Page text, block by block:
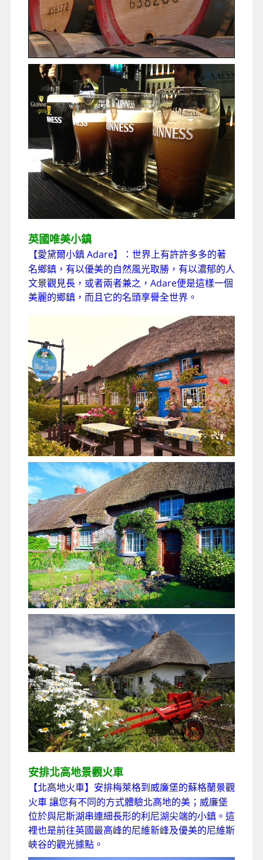
英國唯美小鎮
【愛黛爾小鎮 Adare】 ： 世界上有許許多多的著
名鄉鎮，有以優美的自然風光取勝，有以濃郁的人
文景觀見長，或者兩者兼之，Adare便是這樣一個
美麗的鄉鎮，而且它的名頭享譽全世界。
安排北高地景觀火車
【北高地火車】 安排梅萊格到威廉堡的蘇格蘭景觀
火車 讓您有不同的方式體驗北高地的美；威廉堡
位於與尼斯湖串連細長形的利尼湖尖端的小鎮。這
裡也是前往英國最高峰的尼維新峰及優美的尼維斯
峽谷的觀光據點。